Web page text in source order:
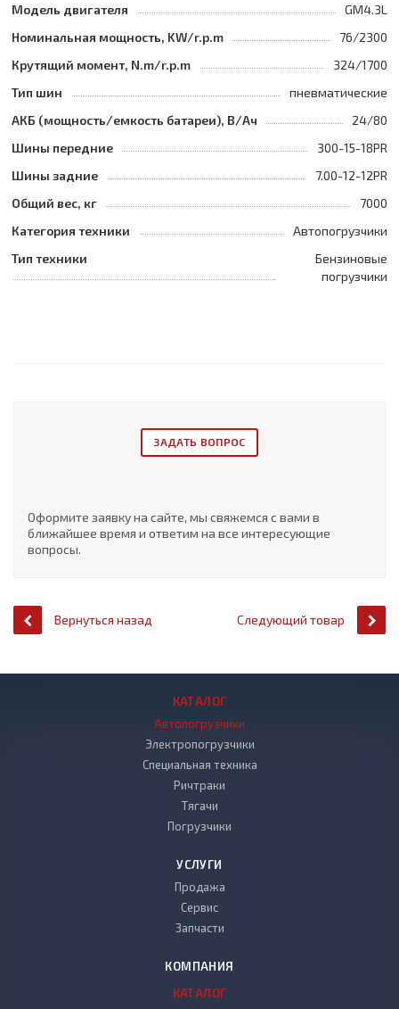
Модель двигателя
GM4.3L
Номинальная мощность, KW/r.p.m
76/2300
Крутящий момент, N.m/r.p.m
324/1700
Тип шин
пневматические
АКБ (мощность/емкость батареи), В/Ач
24/80
Шины передние
300-15-18PR
Шины задние
7.00-12-12PR
Общий вес, кг
7000
Категория техники
Автопогрузчики
Тип техники
Бензиновые
погрузчики
ЗАДАТЬ ВОПРОС
Оформите заявку на сайте, мы свяжемся с вами в
ближайшее время и ответим на все интересующие
вопросы.
Вернуться назад Следующий товар
КАТАЛОГ
Автопогрузчики
Электропогрузчики
Специальная техника
Ричтраки
Тягачи
Погрузчики
УСЛУГИ
Продажа
Сервис
Запчасти
КОМПАНИЯ
КАТАЛОГ